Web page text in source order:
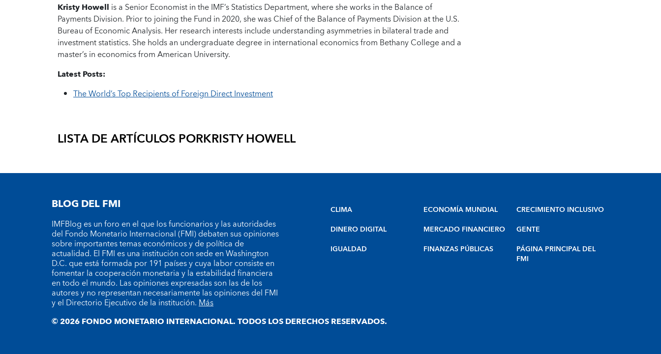
Kristy Howell is a Senior Economist in the IMF’s Statistics Department, where she works in the Balance of
Payments Division. Prior to joining the Fund in 2020, she was Chief of the Balance of Payments Division at the U.S.
Bureau of Economic Analysis. Her research interests include understanding asymmetries in bilateral trade and
investment statistics. She holds an undergraduate degree in international economics from Bethany College and a
master’s in economics from American University.
Latest Posts:
The World’s Top Recipients of Foreign Direct Investment
LISTA DE ARTÍCULOS PORKRISTY HOWELL
BLOG DEL FMI
IMFBlog es un foro en el que los funcionarios y las autoridades
del Fondo Monetario Internacional (FMI) debaten sus opiniones
sobre importantes temas económicos y de política de
actualidad. El FMI es una institución con sede en Washington
D.C. que está formada por 191 países y cuya labor consiste en
fomentar la cooperación monetaria y la estabilidad financiera
en todo el mundo. Las opiniones expresadas son las de los
autores y no representan necesariamente las opiniones del FMI
y el Directorio Ejecutivo de la institución.Más
CLIMA
DINERO DIGITAL
IGUALDAD
ECONOMÍA MUNDIAL
MERCADO FINANCIERO
FINANZAS PÚBLICAS
CRECIMIENTO INCLUSIVO
GENTE
PÁGINA PRINCIPAL DEL
FMI
© 2026 FONDO MONETARIO INTERNACIONAL. TODOS LOS DERECHOS RESERVADOS.